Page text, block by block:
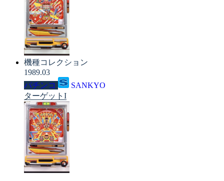
機種コレクション
1989.03
パチンコ
SANKYO
ターゲットI